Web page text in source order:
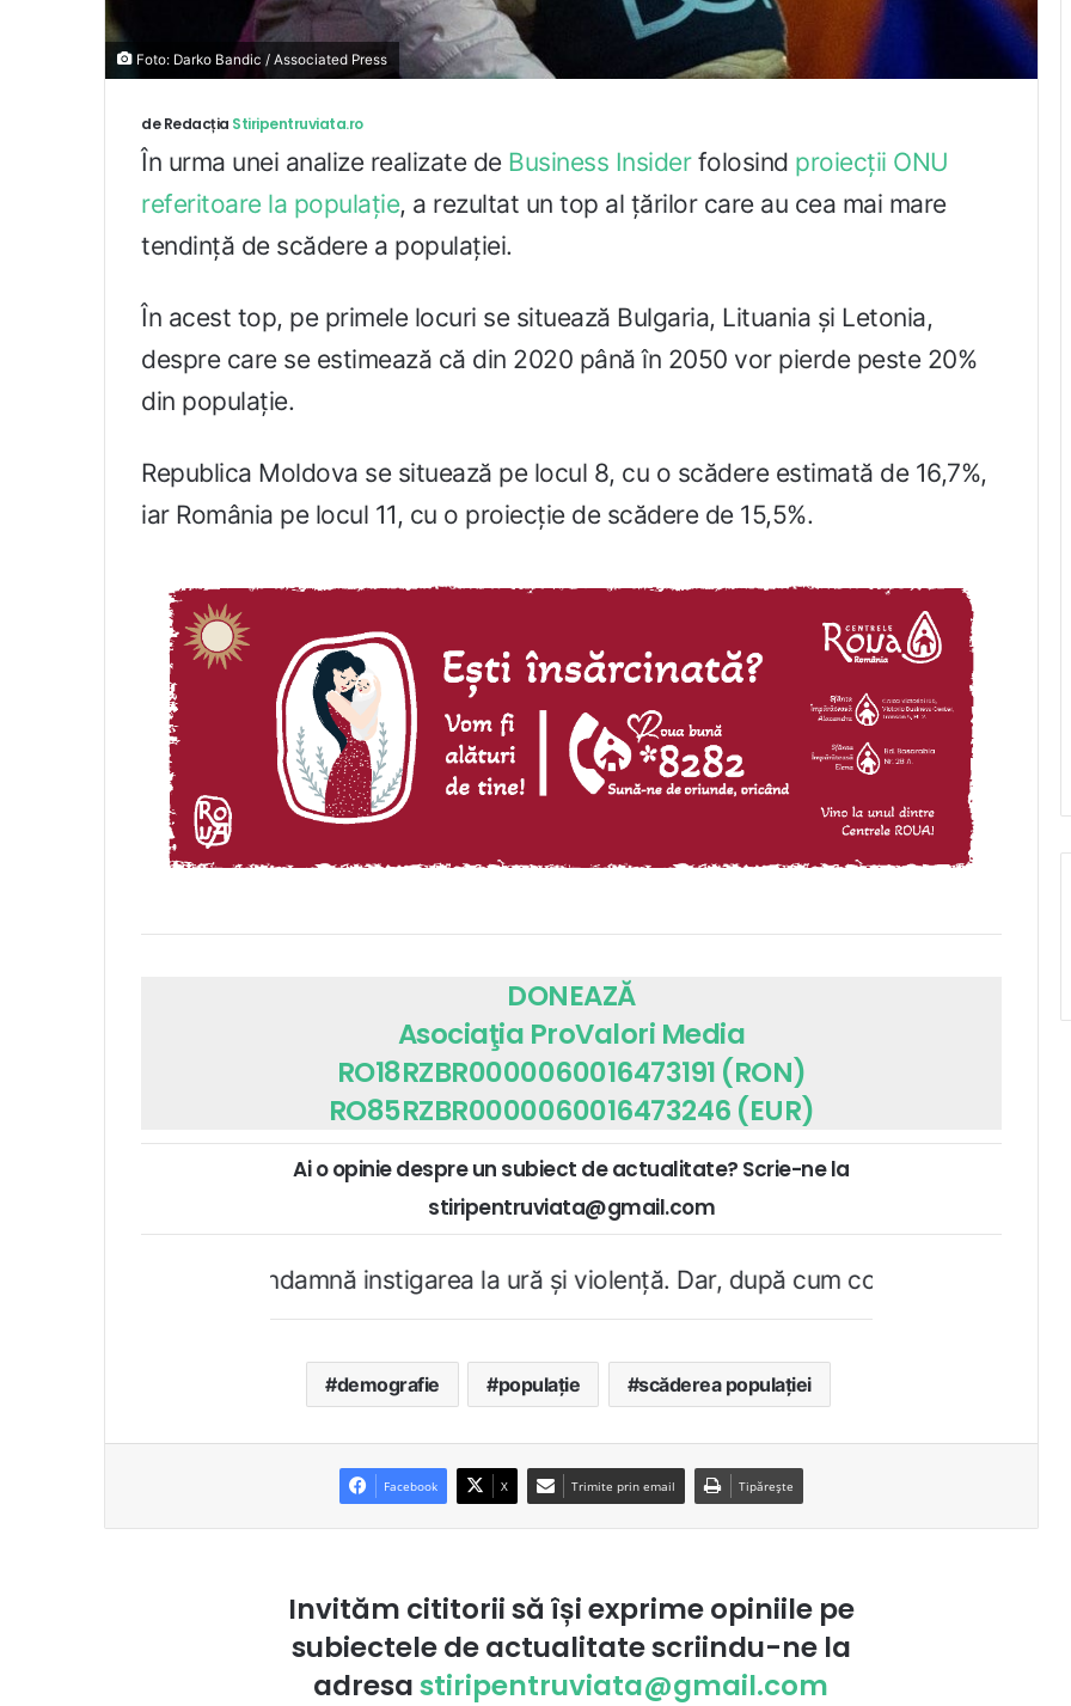
Foto: Darko Bandic / Associated Press
de Redacția Stiripentruviata.ro
În urma unei analize realizate de Business Insiderfolosind proiecții ONU
referitoare la populație, a rezultat un top al țărilor care au cea mai mare
tendință de scădere a populației.
În acest top, pe primele locuri se situează Bulgaria, Lituania și Letonia,
despre care se estimează că din 2020 până în 2050 vor pierde peste 20%
din populație.
Republica Moldova se situează pe locul 8, cu o scădere estimată de 16,7%,
iar România pe locul 11, cu o proiecție de scădere de 15,5%.
DONEAZĂ
Asociaţia ProValori Media
RO18RZBR0000060016473191 (RON)
RO85RZBR0000060016473246 (EUR)
Ai o opinie despre un subiect de actualitate? Scrie-ne la
stiripentruviata@gmail.com
condamnă instigarea la ură şi violenţă. Dar, după cum confirmă şi CEDO în cazul
demografie populaţie scăderea populației
Facebook X Trimite prin email Tipărește
Invităm cititorii să își exprime opiniile pe
subiectele de actualitate scriindu-ne la
adresastiripentruviata@gmail.com